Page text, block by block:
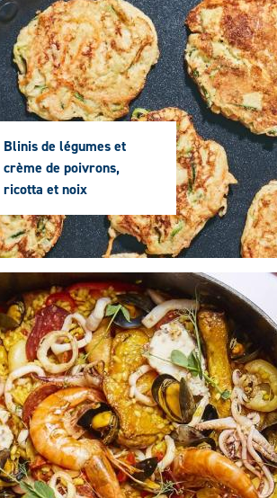
Blinis de légumes et
crème de poivrons,
ricotta et noix